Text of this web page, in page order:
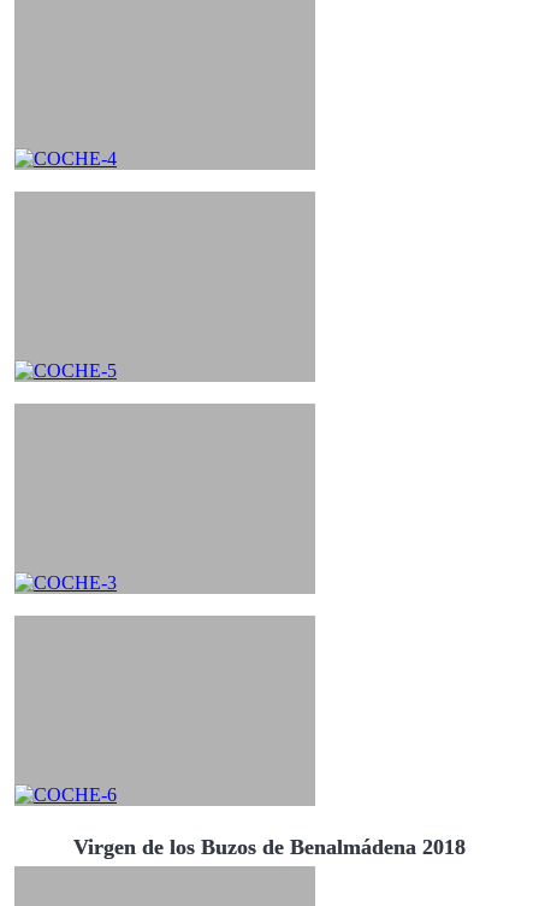
Virgen de los Buzos de Benalmádena 2018